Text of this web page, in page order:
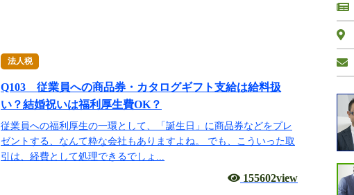
法人税
Q103 従業員への商品券・カタログギフト支給は給料扱
い？結婚祝いは福利厚生費OK？
従業員への福利厚生の一環として、「誕生日」に商品券などをプレ
ゼントする、なんて粋な会社もありますよね。 でも、こういった取
引は、経費として処理できるでしょ...
155602view